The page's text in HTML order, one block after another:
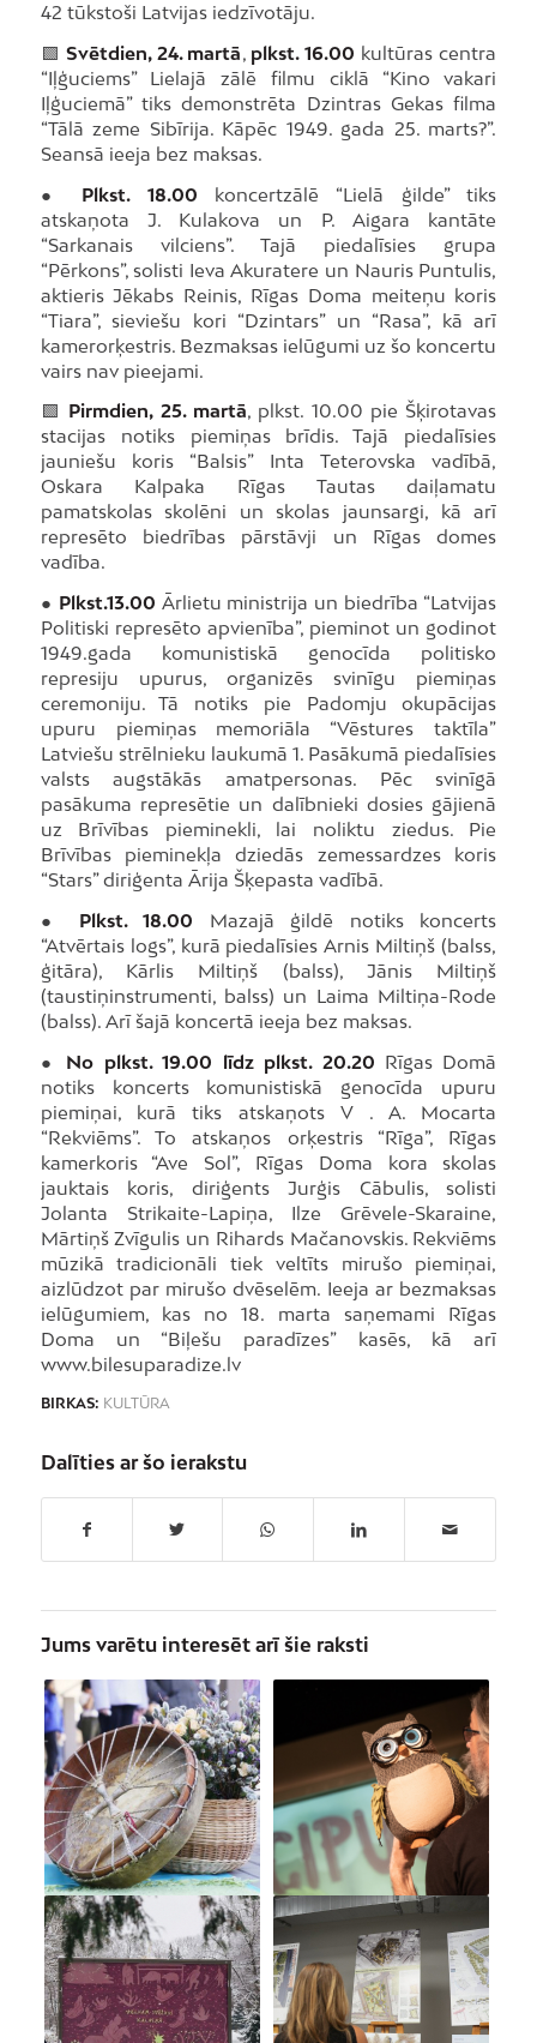
42 tūkstoši Latvijas iedzīvotāju.
🟩 Svētdien, 24. martā, plkst. 16.00 kultūras centra
“Iļģuciems” Lielajā zālē filmu ciklā “Kino vakari
Iļģuciemā” tiks demonstrēta Dzintras Gekas filma
“Tālā zeme Sibīrija. Kāpēc 1949. gada 25. marts?”.
Seansā ieeja bez maksas.
● Plkst. 18.00 koncertzālē “Lielā ģilde” tiks
atskaņota J. Kulakova un P. Aigara kantāte
“Sarkanais vilciens”. Tajā piedalīsies grupa
“Pērkons”, solisti Ieva Akuratere un Nauris Puntulis,
aktieris Jēkabs Reinis, Rīgas Doma meiteņu koris
“Tiara”, sieviešu kori “Dzintars” un “Rasa”, kā arī
kamerorķestris. Bezmaksas ielūgumi uz šo koncertu
vairs nav pieejami.
🟩 Pirmdien, 25. martā, plkst. 10.00 pie Šķirotavas
stacijas notiks piemiņas brīdis. Tajā piedalīsies
jauniešu koris “Balsis” Inta Teterovska vadībā,
Oskara Kalpaka Rīgas Tautas daiļamatu
pamatskolas skolēni un skolas jaunsargi, kā arī
represēto biedrības pārstāvji un Rīgas domes
vadība.
● Plkst.13.00 Ārlietu ministrija un biedrība “Latvijas
Politiski represēto apvienība”, pieminot un godinot
1949.gada komunistiskā genocīda politisko
represiju upurus, organizēs svinīgu piemiņas
ceremoniju. Tā notiks pie Padomju okupācijas
upuru piemiņas memoriāla “Vēstures taktīla”
Latviešu strēlnieku laukumā 1. Pasākumā piedalīsies
valsts augstākās amatpersonas. Pēc svinīgā
pasākuma represētie un dalībnieki dosies gājienā
uz Brīvības pieminekli, lai noliktu ziedus. Pie
Brīvības pieminekļa dziedās zemessardzes koris
“Stars” diriģenta Ārija Šķepasta vadībā.
● Plkst. 18.00 Mazajā ģildē notiks koncerts
“Atvērtais logs”, kurā piedalīsies Arnis Miltiņš (balss,
ģitāra), Kārlis Miltiņš (balss), Jānis Miltiņš
(taustiņinstrumenti, balss) un Laima Miltiņa-Rode
(balss). Arī šajā koncertā ieeja bez maksas.
● No plkst. 19.00 līdz plkst. 20.20 Rīgas Domā
notiks koncerts komunistiskā genocīda upuru
piemiņai, kurā tiks atskaņots V . A. Mocarta
“Rekviēms”. To atskaņos orķestris “Rīga”, Rīgas
kamerkoris “Ave Sol”, Rīgas Doma kora skolas
jauktais koris, diriģents Jurģis Cābulis, solisti
Jolanta Strikaite-Lapiņa, Ilze Grēvele-Skaraine,
Mārtiņš Zvīgulis un Rihards Mačanovskis. Rekviēms
mūzikā tradicionāli tiek veltīts mirušo piemiņai,
aizlūdzot par mirušo dvēselēm. Ieeja ar bezmaksas
ielūgumiem, kas no 18. marta saņemami Rīgas
Doma un “Biļešu paradīzes” kasēs, kā arī
www.bilesuparadize.lv
BIRKAS: KULTŪRA
Dalīties ar šo ierakstu
Jums varētu interesēt arī šie raksti